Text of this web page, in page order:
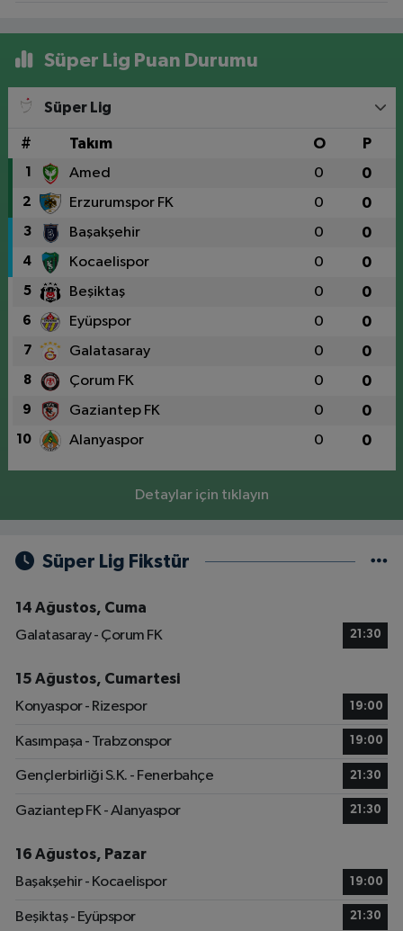
Süper Lig Puan Durumu
Süper Lig
# Takım O P
1 Amed 0 0
2 Erzurumspor FK 0 0
3 Başakşehir 0 0
4 Kocaelispor 0 0
5 Beşiktaş 0 0
6 Eyüpspor 0 0
7 Galatasaray 0 0
8 Çorum FK 0 0
9 Gaziantep FK 0 0
10 Alanyaspor 0 0
Detaylar için tıklayın
Süper Lig Fikstür
14 Ağustos, Cuma
Galatasaray - Çorum FK
21:30
15 Ağustos, Cumartesi
Konyaspor - Rizespor
19:00
Kasımpaşa - Trabzonspor 19:00
Gençlerbirliği S.K. - Fenerbahçe 21:30
Gaziantep FK - Alanyaspor 21:30
16 Ağustos, Pazar
Başakşehir - Kocaelispor
19:00
Beşiktaş - Eyüpspor 21:30